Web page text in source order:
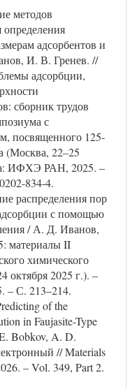
методов
адсорбентов и
И. В. Гренев. //
адсорбции,
сборник трудов
с
посвященного 125-
(Москва, 22–25
ИФХЭ РАН, 2025. –
834-4.
распределения пор
с помощью
/ А. Д. Иванов,
материалы II
химического
октября 2025 г.). –
– С. 213–214.
of the
in Faujasite-Type
Bobkov, A. D.
// Materials
– Vol. 349, Part 2.